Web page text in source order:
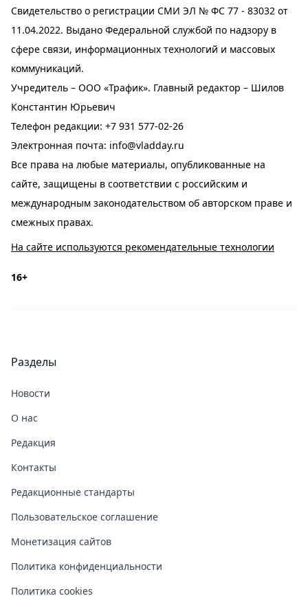
Свидетельство о регистрации СМИ ЭЛ № ФС 77 - 83032 от
11.04.2022. Выдано Федеральной службой по надзору в
сфере связи, информационных технологий и массовых
коммуникаций.
Учредитель – ООО «Трафик». Главный редактор – Шилов
Константин Юрьевич
Телефон редакции: +7 931 577-02-26
Электронная почта: info@vladday.ru
Все права на любые материалы, опубликованные на
сайте, защищены в соответствии с российским и
международным законодательством об авторском праве и
смежных правах.
На сайте используются рекомендательные технологии
16+
Разделы
Новости
О нас
Редакция
Контакты
Редакционные стандарты
Пользовательское соглашение
Монетизация сайтов
Политика конфиденциальности
Политика cookies